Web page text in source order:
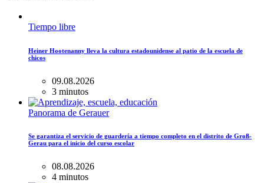
Tiempo libre
Heiner Hootenanny lleva la cultura estadounidense al patio de la escuela de
chicos
09.08.2026
3 minutos
Panorama de Gerauer
Se garantiza el servicio de guardería a tiempo completo en el distrito de Groß-
Gerau para el inicio del curso escolar
08.08.2026
4 minutos